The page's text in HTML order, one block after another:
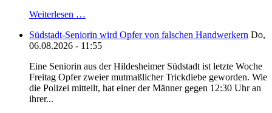
Weiterlesen …
Südstadt-Seniorin wird Opfer von falschen Handwerkern Do,
06.08.2026 - 11:55
Eine Seniorin aus der Hildesheimer Südstadt ist letzte Woche
Freitag Opfer zweier mutmaßlicher Trickdiebe geworden. Wie
die Polizei mitteilt, hat einer der Männer gegen 12:30 Uhr an
ihrer...